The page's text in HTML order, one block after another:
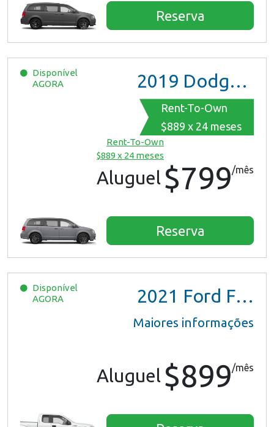
Reserva
Disponível
AGORA
2019 Dodge Grand Caravan
Rent-To-Own
$889 x 24 meses
Rent-To-Own
$889 x 24 meses
Aluguel $799/mês
Reserva
Disponível
AGORA
2021 Ford F150 XL Ext Cab
Maiores informações
Aluguel $899/mês